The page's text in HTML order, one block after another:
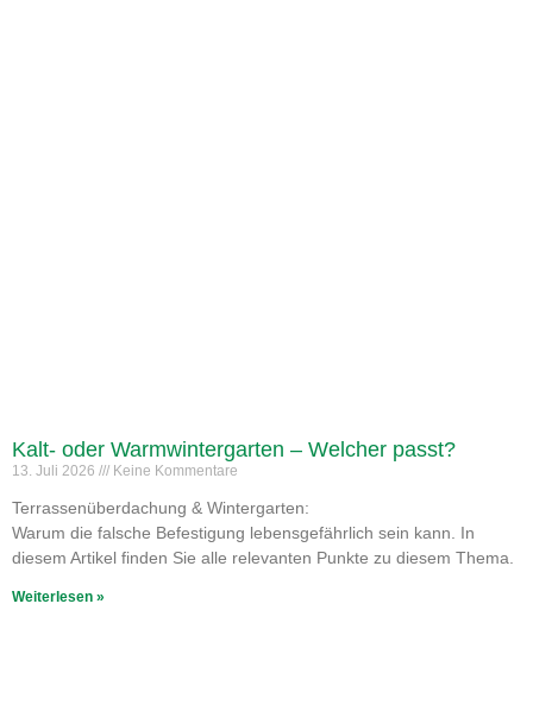
Kalt- oder Warmwintergarten – Welcher passt?
13. Juli 2026 Keine Kommentare
Terrassenüberdachung & Wintergarten:
Warum die falsche Befestigung lebensgefährlich sein kann. In
diesem Artikel finden Sie alle relevanten Punkte zu diesem Thema.
Weiterlesen »